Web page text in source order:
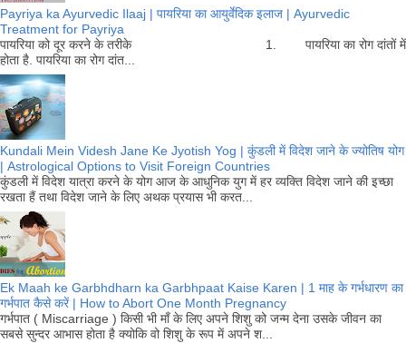
Payriya ka Ayurvedic Ilaaj | पायरिया का आयुर्वेदिक इलाज | Ayurvedic
Treatment for Payriya
पायरिया को दूर करने के तरीके 1. पायरिया का रोग दांतों में
होता है. पायरिया का रोग दांत...
Kundali Mein Videsh Jane Ke Jyotish Yog | कुंडली में विदेश जाने के ज्योतिष योग
| Astrological Options to Visit Foreign Countries
कुंडली में विदेश यात्रा करने के योग आज के आधुनिक युग में हर व्यक्ति विदेश जाने की इच्छा
रखता हैं तथा विदेश जाने के लिए अथक प्रयास भी करत...
Ek Maah ke Garbhdharn ka Garbhpaat Kaise Karen | 1 माह के गर्भधारण का
गर्भपात कैसे करें | How to Abort One Month Pregnancy
गर्भपात ( Miscarriage ) किसी भी माँ के लिए अपने शिशु को जन्म देना उसके जीवन का
सबसे सुन्दर आभास होता है क्योकि वो शिशु के रूप में अपने श...